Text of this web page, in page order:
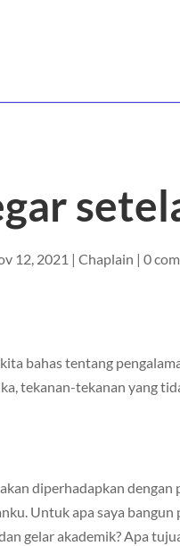
12, 2021 |Chaplain |0
bahas tentang
tekanan-tekanan yang
diperhadapkan dengan
Untuk apa saya bangun
gelar akademik? Apa